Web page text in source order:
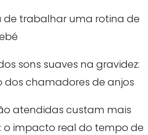
de trabalhar uma rotina de
sons suaves na gravidez:
dos chamadores de anjos
atendidas custam mais
o impacto real do tempo de